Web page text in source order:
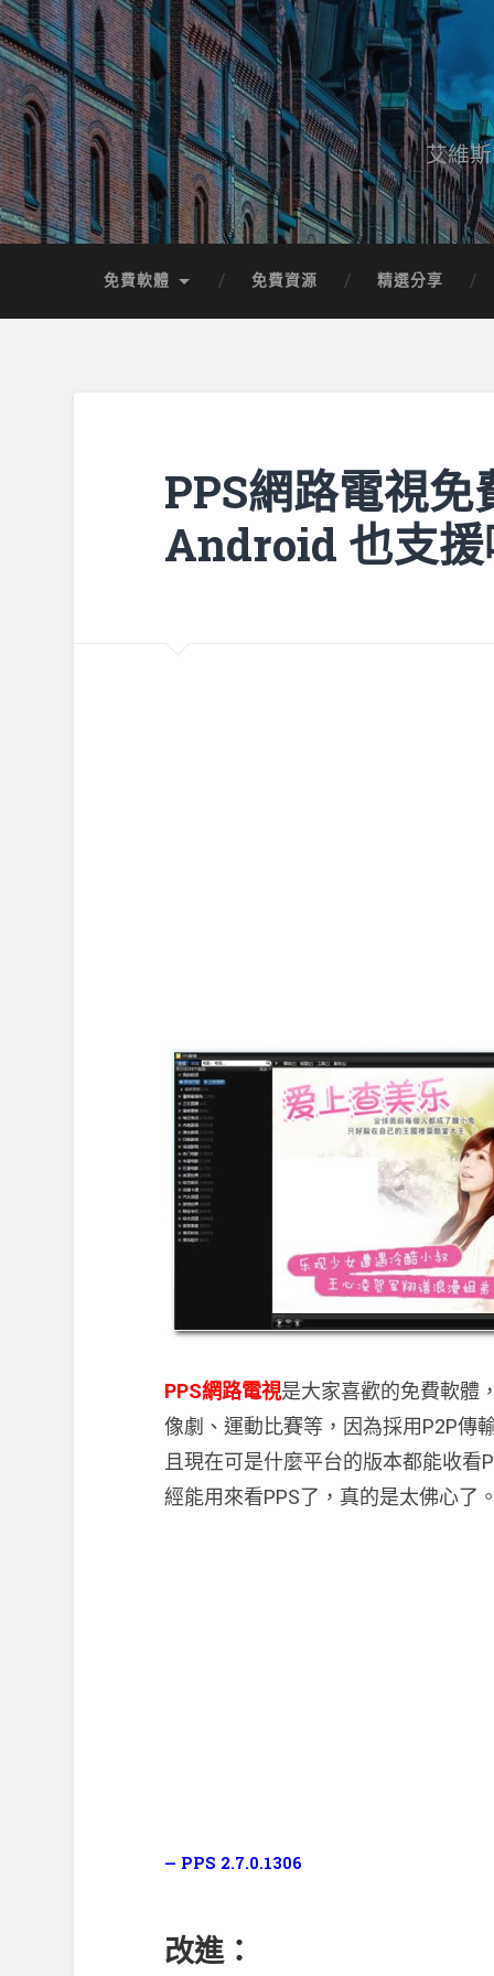
艾維
免費軟體 免費資源 精選分享
PPS網路電視免
Android 也支援
PPS網路電視是大家喜歡的免費軟體
像劇、運動比賽等，因為採用P2P傳
且現在可是什麼平台的版本都能收看
經能用來看PPS了，真的是太佛心了
PPS 2.7.0.1306
改進：